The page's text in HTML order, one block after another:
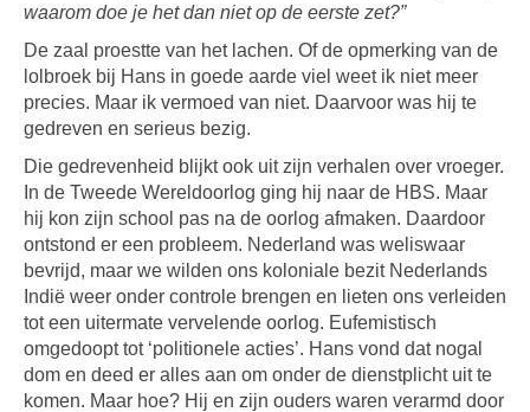
waarom doe je het dan niet op de eerste zet?”
De zaal proestte van het lachen. Of de opmerking van de
lolbroek bij Hans in goede aarde viel weet ik niet meer
precies. Maar ik vermoed van niet. Daarvoor was hij te
gedreven en serieus bezig.
Die gedrevenheid blijkt ook uit zijn verhalen over vroeger.
In de Tweede Wereldoorlog ging hij naar de HBS. Maar
hij kon zijn school pas na de oorlog afmaken. Daardoor
ontstond er een probleem. Nederland was weliswaar
bevrijd, maar we wilden ons koloniale bezit Nederlands
Indië weer onder controle brengen en lieten ons verleiden
tot een uitermate vervelende oorlog. Eufemistisch
omgedoopt tot ‘politionele acties’. Hans vond dat nogal
dom en deed er alles aan om onder de dienstplicht uit te
komen. Maar hoe? Hij en zijn ouders waren verarmd door